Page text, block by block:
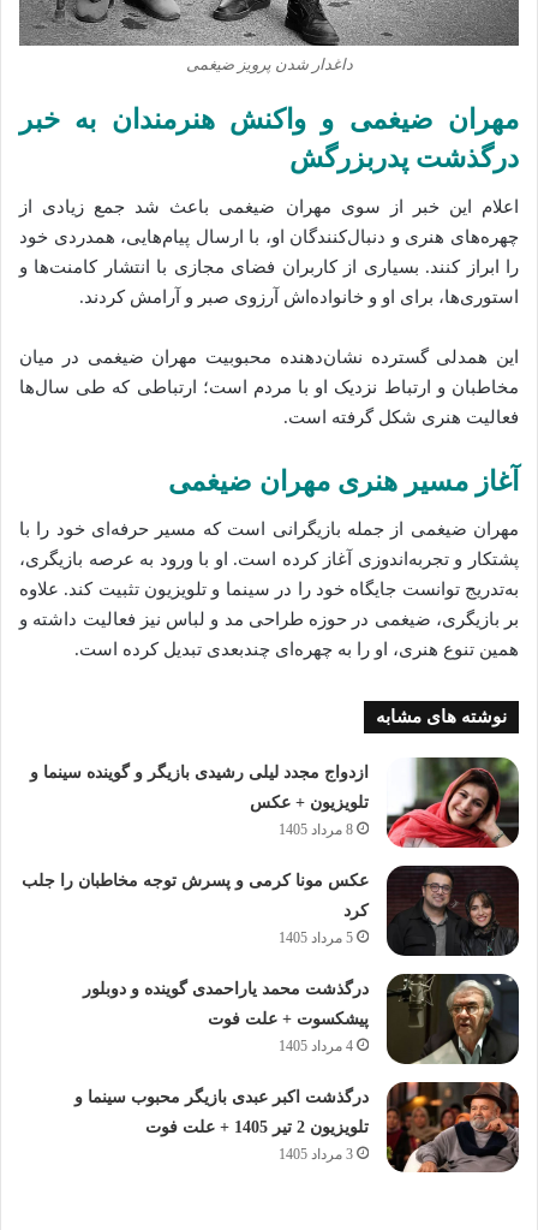
داغدار شدن پرویز ضیغمی
مهران ضیغمی و واکنش هنرمندان به خبر
درگذشت پدربزرگش
اعلام این خبر از سوی مهران ضیغمی باعث شد جمع زیادی از
چهره‌های هنری و دنبال‌کنندگان او، با ارسال پیام‌هایی، همدردی خود
را ابراز کنند. بسیاری از کاربران فضای مجازی با انتشار کامنت‌ها و
استوری‌ها، برای او و خانواده‌اش آرزوی صبر و آرامش کردند.
این همدلی گسترده نشان‌دهنده محبوبیت مهران ضیغمی در میان
مخاطبان و ارتباط نزدیک او با مردم است؛ ارتباطی که طی سال‌ها
فعالیت هنری شکل گرفته است.
آغاز مسیر هنری مهران ضیغمی
مهران ضیغمی از جمله بازیگرانی است که مسیر حرفه‌ای خود را با
پشتکار و تجربه‌اندوزی آغاز کرده است. او با ورود به عرصه بازیگری،
به‌تدریج توانست جایگاه خود را در سینما و تلویزیون تثبیت کند. علاوه
بر بازیگری، ضیغمی در حوزه طراحی مد و لباس نیز فعالیت داشته و
همین تنوع هنری، او را به چهره‌ای چندبعدی تبدیل کرده است.
نوشته های مشابه
ازدواج مجدد لیلی رشیدی بازیگر و گوینده سینما و
تلویزیون + عکس
8 مرداد 1405
عکس مونا کرمی و پسرش توجه مخاطبان را جلب
کرد
5 مرداد 1405
درگذشت محمد یاراحمدی گوینده و دوبلور
پیشکسوت + علت فوت
4 مرداد 1405
درگذشت اکبر عبدی بازیگر محبوب سینما و
تلویزیون 2 تیر 1405 + علت فوت
3 مرداد 1405